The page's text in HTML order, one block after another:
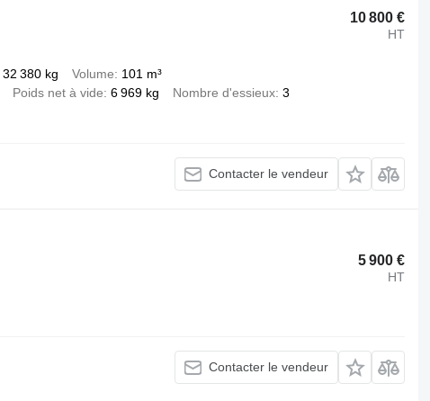
10 800 €
HT
32 380 kg Volume
101 m³
Poids net à vide 6 969 kg Nombre d'essieux 3
Contacter le vendeur
5 900 €
HT
Contacter le vendeur